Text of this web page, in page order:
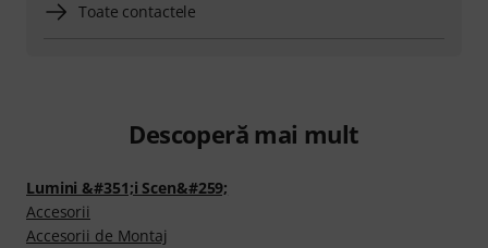
Toate contactele
Descoperă mai mult
Lumini &#351;i Scen&#259;
Accesorii
Accesorii de Montaj